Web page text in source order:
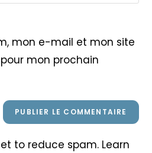
mon e-mail et mon site
mon prochain
to reduce spam. Learn